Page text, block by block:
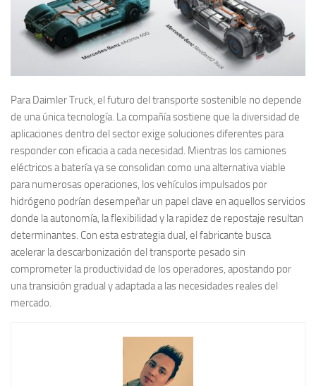
Para Daimler Truck, el futuro del transporte sostenible no depende
de una única tecnología. La compañía sostiene que la diversidad de
aplicaciones dentro del sector exige soluciones diferentes para
responder con eficacia a cada necesidad. Mientras los camiones
eléctricos a batería ya se consolidan como una alternativa viable
para numerosas operaciones, los vehículos impulsados por
hidrógeno podrían desempeñar un papel clave en aquellos servicios
donde la autonomía, la flexibilidad y la rapidez de repostaje resultan
determinantes. Con esta estrategia dual, el fabricante busca
acelerar la descarbonización del transporte pesado sin
comprometer la productividad de los operadores, apostando por
una transición gradual y adaptada a las necesidades reales del
mercado.